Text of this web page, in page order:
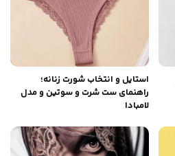
استایل و انتخاب شورت زنانه؛
راهنمای ست شرت و سوتین و مدل
لامبادا